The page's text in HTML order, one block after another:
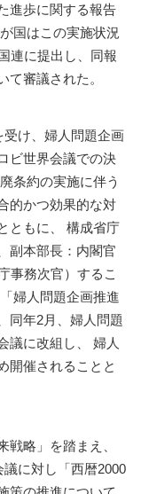
進歩に関する報告
国はこの実施状況
連に提出し、同報
審議された。
け、婦人問題企画
ビ世界会議での決
条約の実施に伴う
的かつ効果的な対
ともに、 構成省庁
副本部長：内閣官
事務次官）するこ
婦人問題企画推進
同年2月、婦人問題
議に改組し、 婦人
開催されることと
戦略」を踏まえ、
に対し「西暦2000